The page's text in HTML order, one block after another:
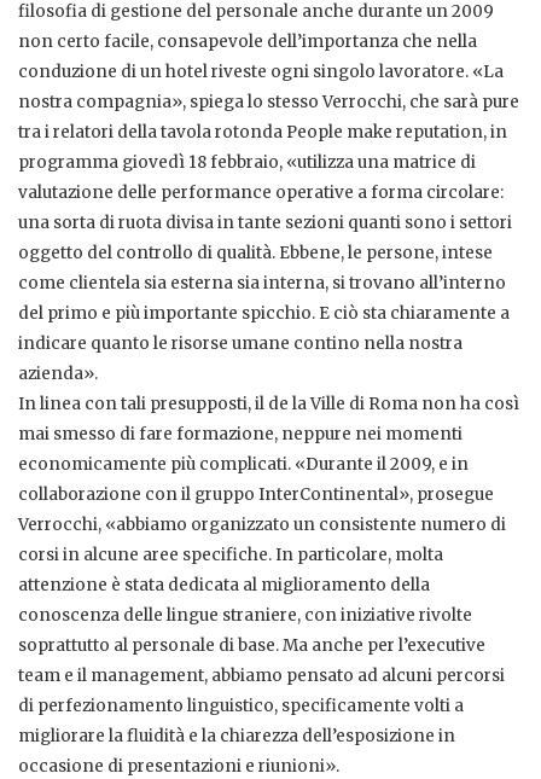
filosofia di gestione del personale anche durante un 2009
non certo facile, consapevole dell’importanza che nella
conduzione di un hotel riveste ogni singolo lavoratore. «La
nostra compagnia», spiega lo stesso Verrocchi, che sarà pure
tra i relatori della tavola rotonda People make reputation, in
programma giovedì 18 febbraio, «utilizza una matrice di
valutazione delle performance operative a forma circolare:
una sorta di ruota divisa in tante sezioni quanti sono i settori
oggetto del controllo di qualità. Ebbene, le persone, intese
come clientela sia esterna sia interna, si trovano all’interno
del primo e più importante spicchio. E ciò sta chiaramente a
indicare quanto le risorse umane contino nella nostra
azienda».
In linea con tali presupposti, il de la Ville di Roma non ha così
mai smesso di fare formazione, neppure nei momenti
economicamente più complicati. «Durante il 2009, e in
collaborazione con il gruppo InterContinental», prosegue
Verrocchi, «abbiamo organizzato un consistente numero di
corsi in alcune aree specifiche. In particolare, molta
attenzione è stata dedicata al miglioramento della
conoscenza delle lingue straniere, con iniziative rivolte
soprattutto al personale di base. Ma anche per l’executive
team e il management, abbiamo pensato ad alcuni percorsi
di perfezionamento linguistico, specificamente volti a
migliorare la fluidità e la chiarezza dell’esposizione in
occasione di presentazioni e riunioni».